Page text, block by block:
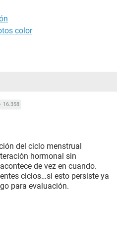
color
16.358
del ciclo menstrual
hormonal sin
de vez en cuando.
ciclos…si esto persiste ya
para evaluación.